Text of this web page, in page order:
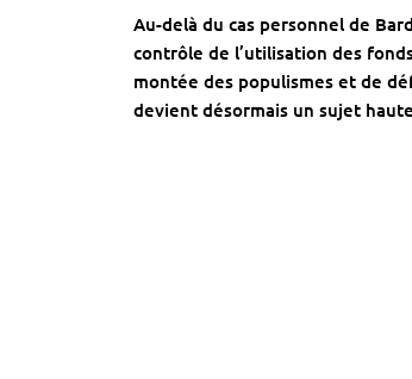
Au-delà du cas personnel de
contrôle de l’utilisation des
montée des populismes et de
devient désormais un sujet